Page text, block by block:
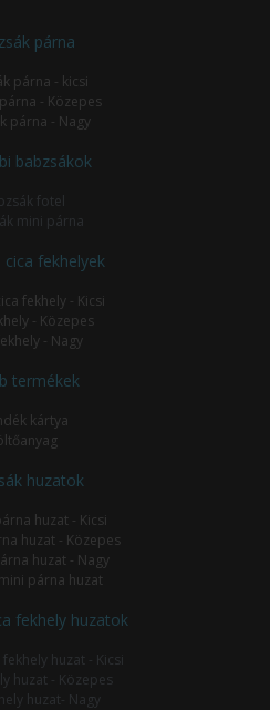
párna
párna - kicsi
- Közepes
párna - Nagy
babzsákok
fotel
mini párna
cica fekhelyek
fekhely - Kicsi
- Közepes
- Nagy
termékek
kártya
huzatok
huzat - Kicsi
huzat - Közepes
huzat - Nagy
párna huzat
fekhely huzatok
huzat - Kicsi
huzat - Közepes
huzat- Nagy